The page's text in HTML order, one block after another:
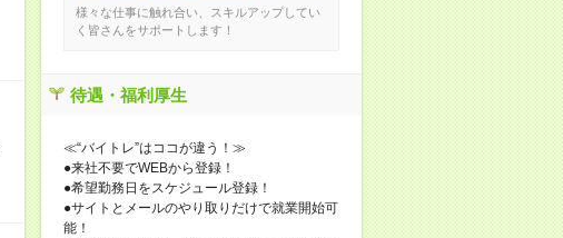
様々な仕事に触れ合い、スキルアップしてい
く皆さんをサポートします！
待遇・福利厚生
≪“バイトレ”はココが違う！≫
●来社不要でWEBから登録！
●希望勤務日をスケジュール登録！
●サイトとメールのやり取りだけで就業開始可
能！